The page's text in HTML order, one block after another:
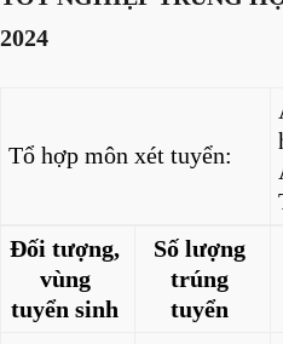
2024
Tổ hợp môn xét tuyển:
Đối tượng,
vùng
tuyển sinh
Số lượng
trúng
tuyển